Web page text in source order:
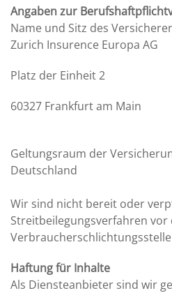
Angaben zur
Name und Sitz des
Zurich Insurence Europa AG
Platz der Einheit 2
60327 Frankfurt am Main
Geltungsraum der
Deutschland
Wir sind nicht bereit oder
Streitbeilegungsverfahren vor
Haftung für Inhalte
Als Diensteanbieter sind wir